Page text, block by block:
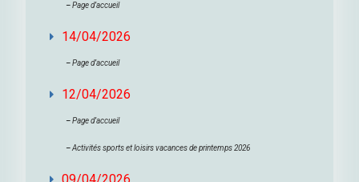
–Page d’accueil
14/04/2026
–Page d’accueil
12/04/2026
–Page d’accueil
–Activités sports et loisirs vacances de printemps 2026